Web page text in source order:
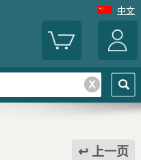
中文
上一页